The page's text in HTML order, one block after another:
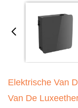
Elektrische Van
Van De